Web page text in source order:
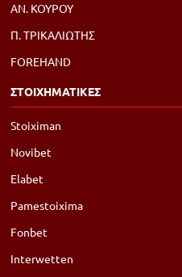
ΑΝ. ΚΟΥΡΟΥ
Π. ΤΡΙΚΑΛΙΩΤΗΣ
FOREHAND
ΣΤΟΙΧΗΜΑΤΙΚΕΣ
Stoiximan
Novibet
Elabet
Pamestoixima
Fonbet
Interwetten